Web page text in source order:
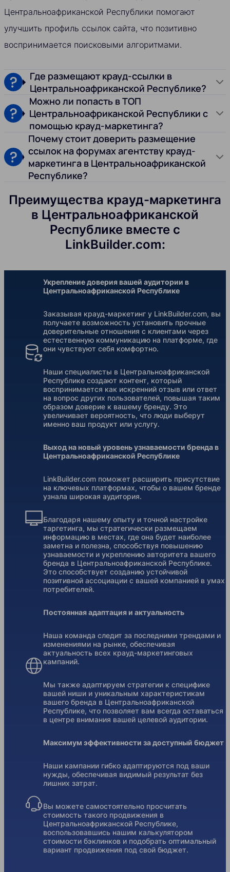
Центральноафриканской Республики помогают
улучшить профиль ссылок сайта, что позитивно
воспринимается поисковыми алгоритмами.
Где размещают крауд-ссылки в
Центральноафриканской Республике?
Можно ли попасть в ТОП
Центральноафриканской Республики с
помощью крауд-маркетинга?
Почему стоит доверить размещение
ссылок на форумах агентству крауд-
маркетинга в Центральноафриканской
Республике?
Преимущества крауд-маркетинга
в Центральноафриканской
Республике вместе с
LinkBuilder.com:
Укрепление доверия вашей аудитории в
Центральноафриканской Республике
Заказывая крауд-маркетинг у LinkBuilder.com, вы
получаете возможность установить прочные
доверительные отношения с клиентами через
естественную коммуникацию на платформе, где
они чувствуют себя комфортно.
Наши специалисты в Центральноафриканской
Республике создают контент, который
воспринимается как искренний отзыв или ответ
на вопрос других пользователей, повышая таким
образом доверие к вашему бренду. Это
увеличивает вероятность, что люди выберут
именно ваш продукт или услугу.
Выход на новый уровень узнаваемости бренда в
Центральноафриканской Республике
LinkBuilder.com поможет расширить присутствие
на ключевых платформах, чтобы о вашем бренде
узнала широкая аудитория.
Благодаря нашему опыту и точной настройке
таргетинга, мы стратегически размещаем
информацию в местах, где она будет наиболее
заметна и полезна, способствуя повышению
узнаваемости и укреплению авторитета вашего
бренда в Центральноафриканской Республике.
Это способствует созданию устойчивой
позитивной ассоциации с вашей компанией в умах
потребителей.
Постоянная адаптация и актуальность
Наша команда следит за последними трендами и
изменениями на рынке, обеспечивая
актуальность всех крауд-маркетинговых
кампаний.
Мы также адаптируем стратегии к специфике
вашей ниши и уникальным характеристикам
вашего бренда в Центральноафриканской
Республике, что позволяет вам всегда оставаться
в центре внимания вашей целевой аудитории.
Максимум эффективности за доступный бюджет
Наши кампании гибко адаптируются под ваши
нужды, обеспечивая видимый результат без
лишних затрат.
Вы можете самостоятельно просчитать
стоимость такого продвижения в
Центральноафриканской Республике,
воспользовавшись нашим калькулятором
стоимости бэклинков и подобрать оптимальный
вариант продвижения под свой бюджет.